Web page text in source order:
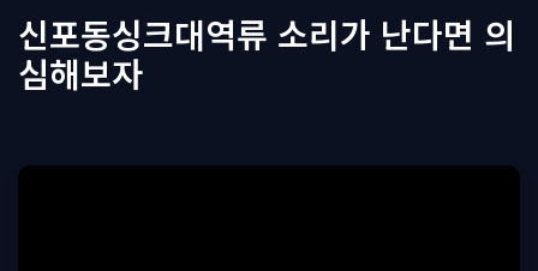
로
건
기
신포동싱크대역류 소리가 난다면 의
심해보자